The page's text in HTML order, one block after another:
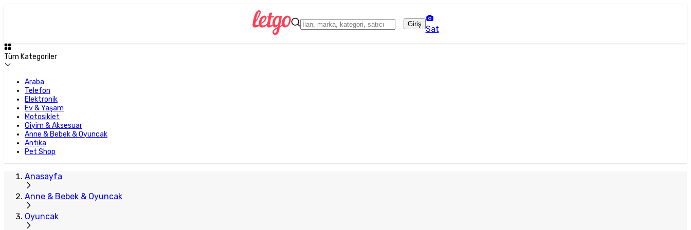
Giriş
Sat
Tüm Kategoriler
Araba
Telefon
Elektronik
Ev & Yaşam
Motosiklet
Giyim & Aksesuar
Anne & Bebek & Oyuncak
Antika
Pet Shop
Anasayfa
Anne & Bebek & Oyuncak
Oyuncak